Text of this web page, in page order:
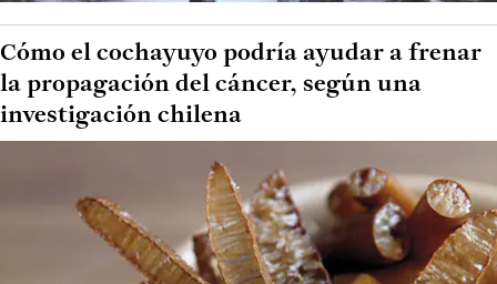
Cómo el cochayuyo podría ayudar a frenar
la propagación del cáncer, según una
investigación chilena